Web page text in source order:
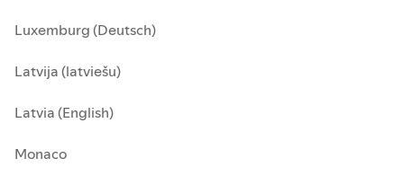
Luxemburg (Deutsch)
Latvija (latviešu)
Latvia (English)
Monaco